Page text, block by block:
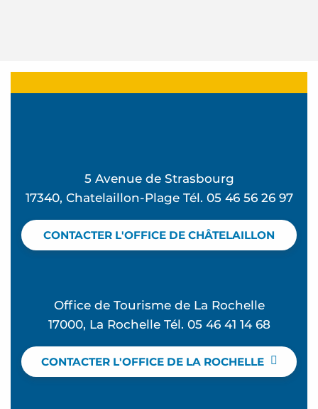
5 Avenue de Strasbourg
17340, Chatelaillon-Plage Tél. 05 46 56 26 97
CONTACTER L'OFFICE DE CHÂTELAILLON
Office de Tourisme de La Rochelle
17000, La Rochelle Tél. 05 46 41 14 68
CONTACTER L'OFFICE DE LA ROCHELLE